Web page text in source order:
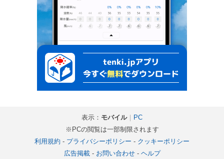
表示： モバイル｜ PC
※PCの閲覧は一部制限されます
利用規約 - プライバシーポリシー - クッキーポリシー
広告掲載- お問い合わせ- ヘルプ